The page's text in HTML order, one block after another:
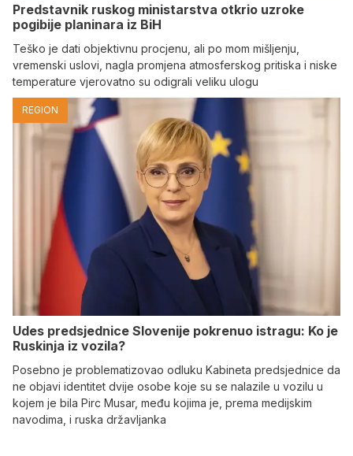
Predstavnik ruskog ministarstva otkrio uzroke
pogibije planinara iz BiH
Teško je dati objektivnu procjenu, ali po mom mišljenju,
vremenski uslovi, nagla promjena atmosferskog pritiska i niske
temperature vjerovatno su odigrali veliku ulogu
REGION
Udes predsjednice Slovenije pokrenuo istragu: Ko je
Ruskinja iz vozila?
Posebno je problematizovao odluku Kabineta predsjednice da
ne objavi identitet dvije osobe koje su se nalazile u vozilu u
kojem je bila Pirc Musar, među kojima je, prema medijskim
navodima, i ruska državljanka